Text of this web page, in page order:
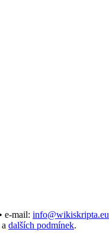
e-mail: info@wikiskripta.eu
a dalších podmínek.